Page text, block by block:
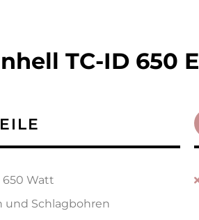
TC-ID 650 E
Watt
und Schlagbohren